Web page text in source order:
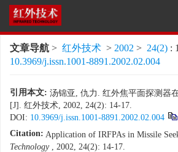
文章导航 > 红外技术 > 2002 > 24(2) :
10.3969/j.issn.1001-8891.2002.02.004
引用本文: 汤锦亚, 仇力. 红外焦平面探测器
[J]. 红外技术, 2002, 24(2): 14-17.
DOI: 10.3969/j.issn.1001-8891.2002.02.004
Citation: Application of IRFPAs in Missile
Technology , 2002, 24(2): 14-17.